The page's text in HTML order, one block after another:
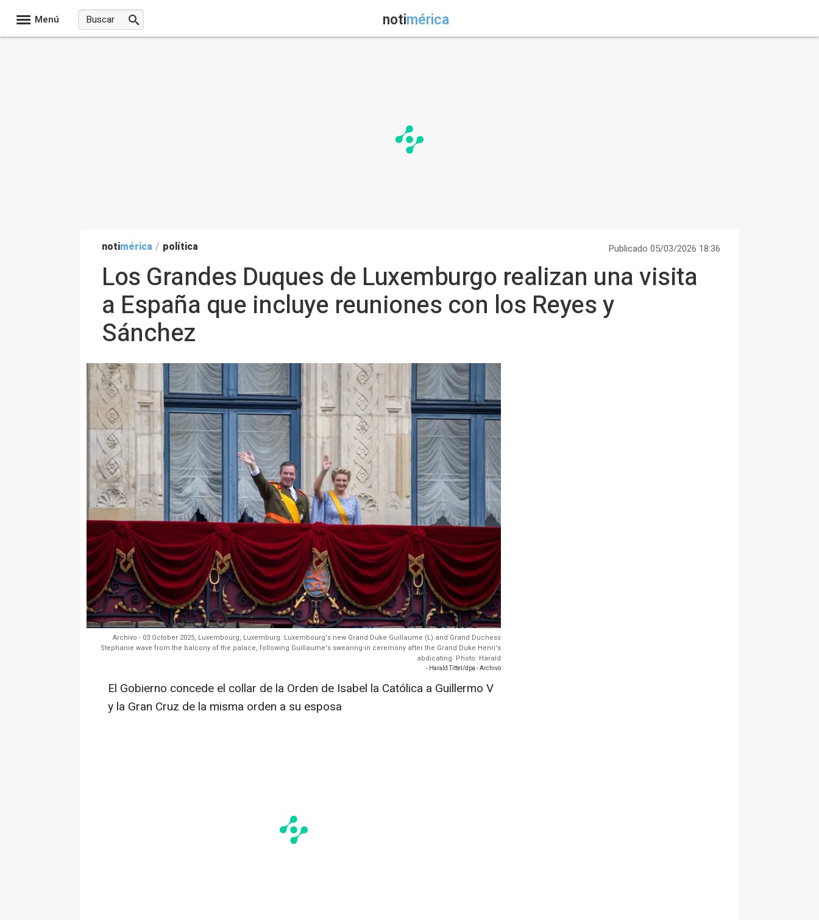
Menú notimérica
notimérica / política Publicado 05/03/2026 18:36
Los Grandes Duques de Luxemburgo realizan una visita
a España que incluye reuniones con los Reyes y
Sánchez
Archivo - 03 October 2025, Luxembourg, Luxemburg: Luxembourg's new Grand Duke Guillaume (L) and Grand Duchess
Stephanie wave from the balcony of the palace, following Guillaume's swearing-in ceremony after the Grand Duke Henri's
abdicating. Photo: Harald
- Harald Tittel/dpa - Archivo
El Gobierno concede el collar de la Orden de Isabel la Católica a Guillermo V
y la Gran Cruz de la misma orden a su esposa